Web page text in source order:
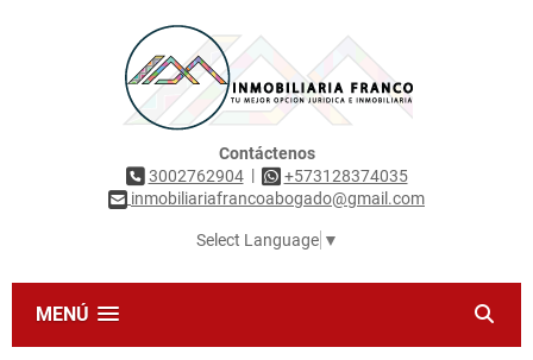
Contáctenos
3002762904|
+573128374035
inmobiliariafrancoabogado@gmail.com
Select Language ▼
MENÚ